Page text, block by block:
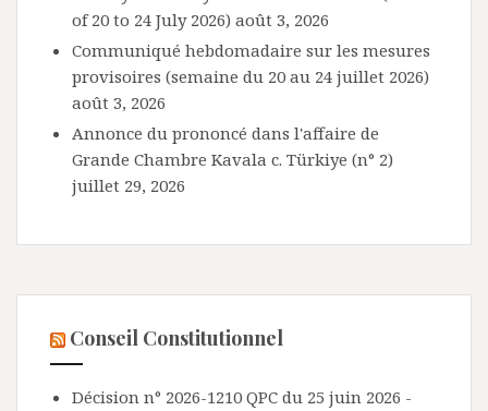
of 20 to 24 July 2026) août 3, 2026
Communiqué hebdomadaire sur les mesures
provisoires (semaine du 20 au 24 juillet 2026)
août 3, 2026
Annonce du prononcé dans l'affaire de
Grande Chambre Kavala c. Türkiye (n° 2)
juillet 29, 2026
Conseil Constitutionnel
Décision n° 2026-1210 QPC du 25 juin 2026 -